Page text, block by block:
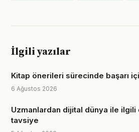
İlgili yazılar
Kitap önerileri sürecinde başarı
6 Ağustos 2026
Uzmanlardan dijital dünya ile
tavsiye